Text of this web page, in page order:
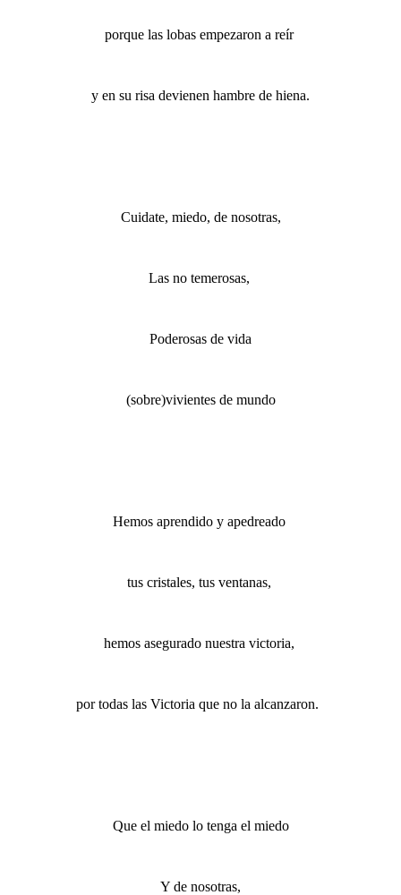
porque las lobas empezaron a reír
y en su risa devienen hambre de hiena.
Cuidate, miedo, de nosotras,
Las no temerosas,
Poderosas de vida
(sobre)vivientes de mundo
Hemos aprendido y apedreado
tus cristales, tus ventanas,
hemos asegurado nuestra victoria,
por todas las Victoria que no la alcanzaron.
Que el miedo lo tenga el miedo
Y de nosotras,